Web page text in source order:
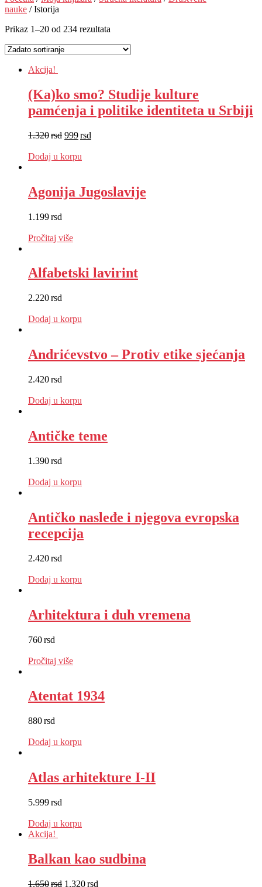
nauke / Istorija
Prikaz 1–20 od 234 rezultata
Akcija!
(Ka)ko smo? Studije kulture
pamćenja i politike identiteta u Srbiji
1.320rsd 999rsd
Dodaj u korpu
Agonija Jugoslavije
1.199rsd
Pročitaj više
Alfabetski lavirint
2.220rsd
Dodaj u korpu
Andrićevstvo – Protiv etike sjećanja
2.420rsd
Dodaj u korpu
Antičke teme
1.390rsd
Dodaj u korpu
Antičko nasleđe i njegova evropska
recepcija
2.420rsd
Dodaj u korpu
Arhitektura i duh vremena
760rsd
Pročitaj više
Atentat 1934
880rsd
Dodaj u korpu
Atlas arhitekture I-II
5.999rsd
Dodaj u korpu
Akcija!
Balkan kao sudbina
1.650rsd 1.320rsd